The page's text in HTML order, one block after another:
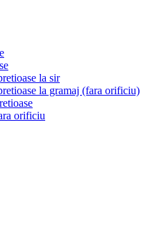
la sir
la gramaj (fara orificiu)
orificiu